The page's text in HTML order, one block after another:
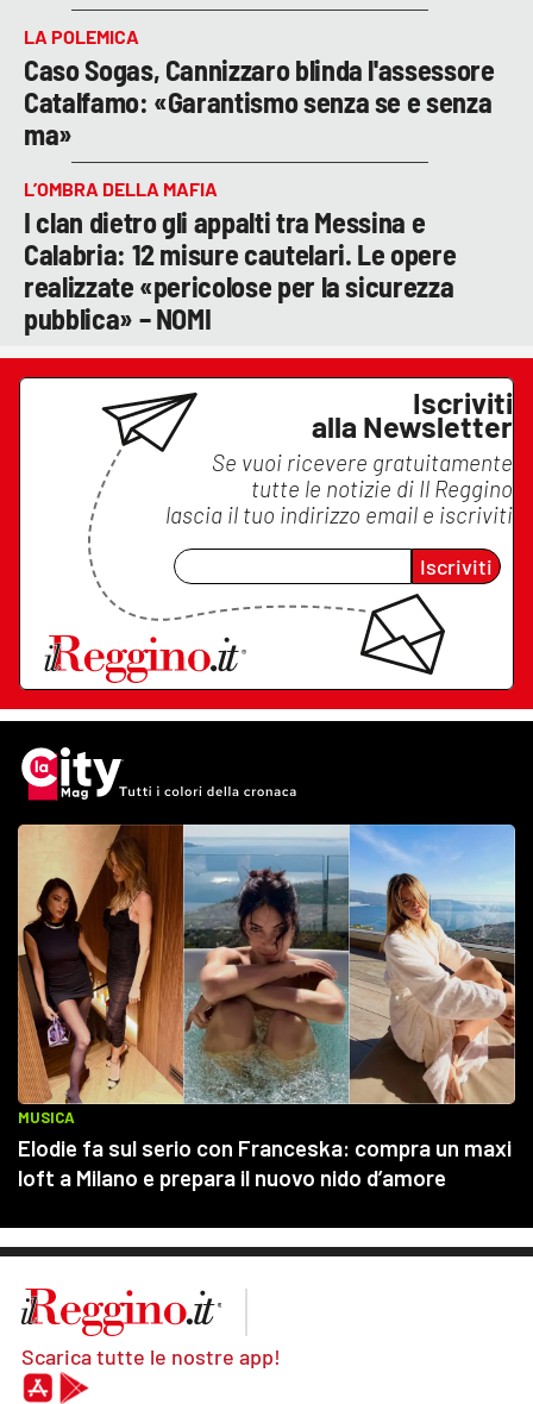
LA POLEMICA
Caso Sogas, Cannizzaro blinda l'assessore
Catalfamo: «Garantismo senza se e senza
ma»
L’OMBRA DELLA MAFIA
I clan dietro gli appalti tra Messina e
Calabria: 12 misure cautelari. Le opere
realizzate «pericolose per la sicurezza
pubblica» – NOMI
Iscriviti
alla Newsletter
Se vuoi ricevere gratuitamente
tutte le notizie di Il Reggino
lascia il tuo indirizzo email e iscriviti
Iscriviti
Scarica tutte le nostre app!